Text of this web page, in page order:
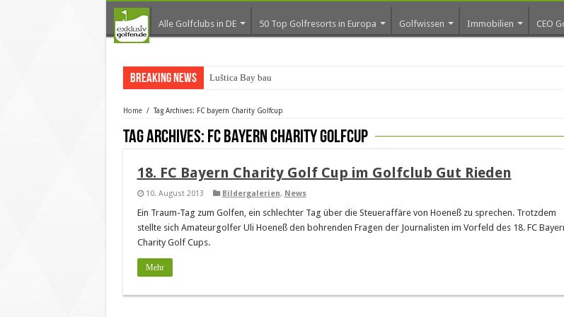
Alle Golfclubs in DE 50 Top Golfresorts in Europa Golfwissen Immobilien CEO
Breaking News Luštica Bay baut Mont
Home / Tag Archives: FC bayern Charity Golfcup
Tag Archives: FC bayern Charity Golfcup
18. FC Bayern Charity Golf Cup im Golfclub Gut Rieden
10. August 2013 Bildergalerien, News
Ein Traum-Tag zum Golfen, ein schlechter Tag über die Steueraffäre von Hoeneß zu sprechen. Trotzdem
stellte sich Amateurgolfer Uli Hoeneß den bohrenden Fragen der Journalisten im Vorfeld des 18. FC
Charity Golf Cups.
Mehr